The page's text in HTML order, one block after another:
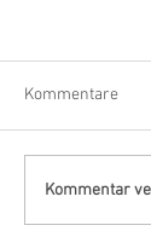
Kommentare
Kommentar